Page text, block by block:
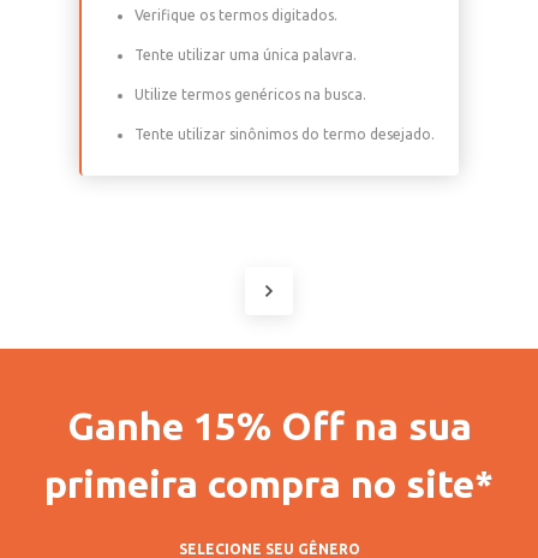
Verifique os termos digitados.
Tente utilizar uma única palavra.
Utilize termos genéricos na busca.
Tente utilizar sinônimos do termo desejado.
Ganhe 15% Off na sua
primeira compra no site*
SELECIONE SEU GÊNERO